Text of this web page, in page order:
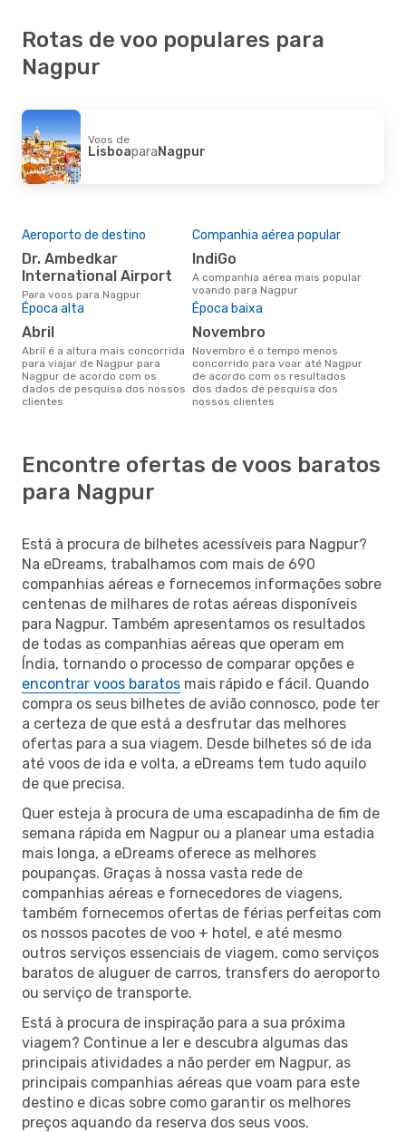
Rotas de voo populares para
Nagpur
Voos de
LisboaparaNagpur
Aeroporto de destino
Dr. Ambedkar
International Airport
Para voos para Nagpur
Companhia aérea popular
IndiGo
A companhia aérea mais popular
voando para Nagpur
Época alta
abril
abril é a altura mais concorrida
para viajar de Nagpur para
Nagpur de acordo com os
dados de pesquisa dos nossos
clientes
Época baixa
novembro
novembro é o tempo menos
concorrido para voar até Nagpur
de acordo com os resultados
dos dados de pesquisa dos
nossos clientes
Encontre ofertas de voos baratos
para Nagpur
Está à procura de bilhetes acessíveis para Nagpur?
Na eDreams, trabalhamos com mais de 690
companhias aéreas e fornecemos informações sobre
centenas de milhares de rotas aéreas disponíveis
para Nagpur. Também apresentamos os resultados
de todas as companhias aéreas que operam em
Índia, tornando o processo de comparar opções e
encontrar voos baratos mais rápido e fácil. Quando
compra os seus bilhetes de avião connosco, pode ter
a certeza de que está a desfrutar das melhores
ofertas para a sua viagem. Desde bilhetes só de ida
até voos de ida e volta, a eDreams tem tudo aquilo
de que precisa.
Quer esteja à procura de uma escapadinha de fim de
semana rápida em Nagpur ou a planear uma estadia
mais longa, a eDreams oferece as melhores
poupanças. Graças à nossa vasta rede de
companhias aéreas e fornecedores de viagens,
também fornecemos ofertas de férias perfeitas com
os nossos pacotes de voo + hotel, e até mesmo
outros serviços essenciais de viagem, como serviços
baratos de aluguer de carros, transfers do aeroporto
ou serviço de transporte.
Está à procura de inspiração para a sua próxima
viagem? Continue a ler e descubra algumas das
principais atividades a não perder em Nagpur, as
principais companhias aéreas que voam para este
destino e dicas sobre como garantir os melhores
preços aquando da reserva dos seus voos.